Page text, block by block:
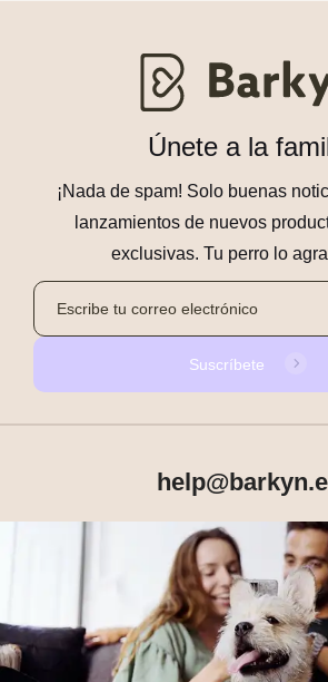
Únete a la
¡Nada de spam! Solo buenas
lanzamientos de nuevos
exclusivas. Tu perro lo
Suscríbete
Productos